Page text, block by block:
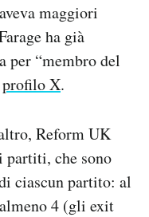
maggiori
ha già
per “membro del
profilo X.
Reform UK
che sono
ciascun partito: al
4 (gli exit